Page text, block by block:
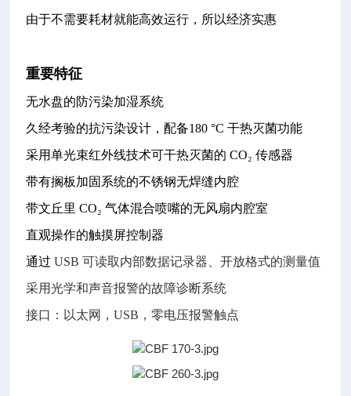
由于不需要耗材就能高效运行，所以经济实惠
重要特征
无水盘的防污染加湿系统
久经考验的抗污染设计，配备180 °C干热灭菌功能
采用单光束红外线技术可干热灭菌的 CO₂传感器
带有搁板加固系统的不锈钢无焊缝内腔
带文丘里 CO₂气体混合喷嘴的无风扇内腔室
直观操作的触摸屏控制器
通过 USB可读取内部数据记录器、开放格式的测量值
采用光学和声音报警的故障诊断系统
接口：以太网，USB ，零电压报警触点